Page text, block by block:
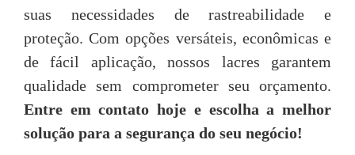
imbatíveis! Todos são muito prestativos e
Tarsis Tavares
suas necessidades de rastreabilidade e
proteção. Com opções versáteis, econômicas e
de fácil aplicação, nossos lacres garantem
qualidade sem comprometer seu orçamento.
Entre em contato hoje e escolha a melhor
solução para a segurança do seu negócio!